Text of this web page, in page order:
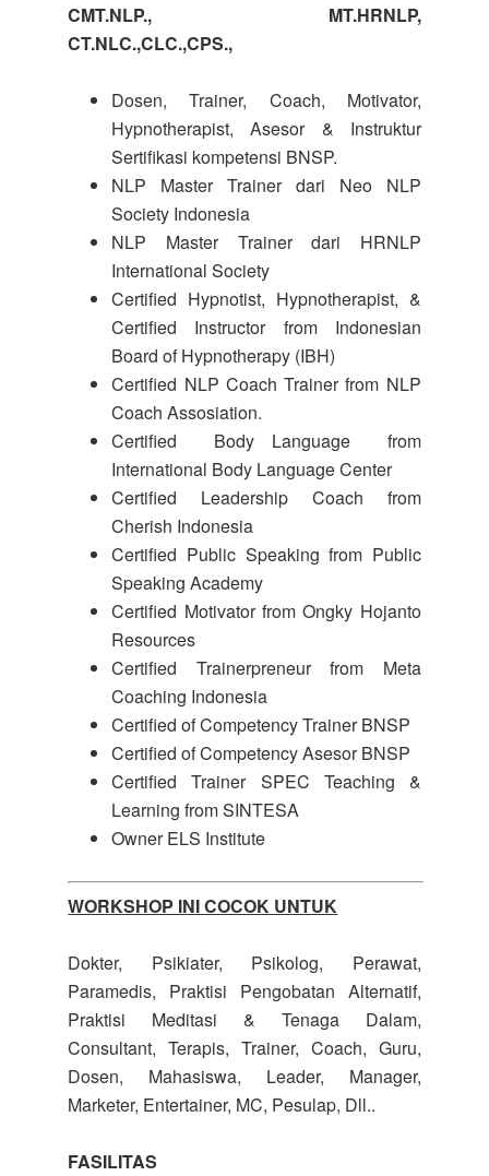
CMT.NLP., MT.HRNLP,
CT.NLC.,CLC.,CPS.,
Dosen, Trainer, Coach, Motivator,
Hypnotherapist, Asesor & Instruktur
Sertifikasi kompetensi BNSP.
NLP Master Trainer dari Neo NLP
Society Indonesia
NLP Master Trainer dari HRNLP
International Society
Certified Hypnotist, Hypnotherapist, &
Certified Instructor from Indonesian
Board of Hypnotherapy (IBH)
Certified NLP Coach Trainer from NLP
Coach Assosiation.
Certified Body Language from
International Body Language Center
Certified Leadership Coach from
Cherish Indonesia
Certified Public Speaking from Public
Speaking Academy
Certified Motivator from Ongky Hojanto
Resources
Certified Trainerpreneur from Meta
Coaching Indonesia
Certified of Competency Trainer BNSP
Certified of Competency Asesor BNSP
Certified Trainer SPEC Teaching &
Learning from SINTESA
Owner ELS Institute
WORKSHOP INI COCOK UNTUK
Dokter, Psikiater, Psikolog, Perawat,
Paramedis, Praktisi Pengobatan Alternatif,
Praktisi Meditasi & Tenaga Dalam,
Consultant, Terapis, Trainer, Coach, Guru,
Dosen, Mahasiswa, Leader, Manager,
Marketer, Entertainer, MC, Pesulap, Dll..
FASILITAS